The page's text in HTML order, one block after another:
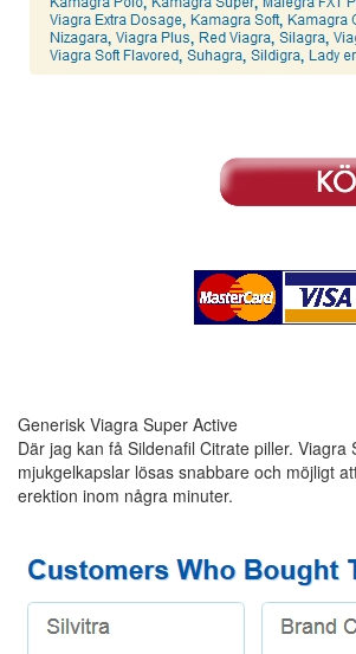
Generisk Viagra Super Active
Där jag kan få Sildenafil Citrate piller. Viagra
mjukgelkapslar lösas snabbare och möjligt
erektion inom några minuter.